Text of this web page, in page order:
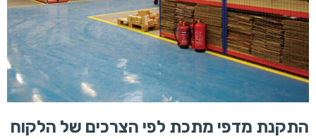
התקנת מדפי מתכת לפי הצרכים של הלקוח